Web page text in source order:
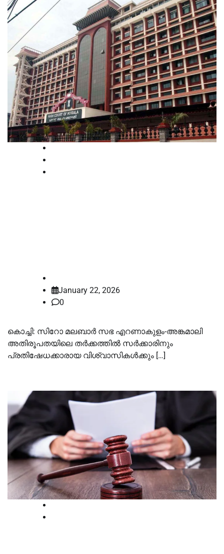
January 22, 2026
0
കൊച്ചി: സിറോ മലബാർ സഭ എറണാകുളം-അങ്കമാലി
അതിരൂപതയിലെ തര്‍ക്കത്തിൽ സർക്കാരിനും
പ്രതിഷേധക്കാരായ വിശ്വാസികൾക്കും […]